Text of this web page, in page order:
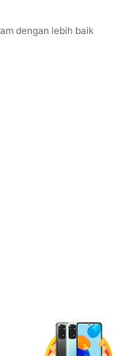
dengan lebih baik